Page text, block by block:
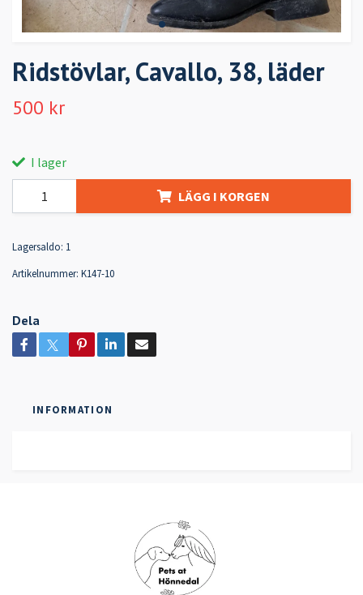
Ridstövlar, Cavallo, 38, läder
500 kr
I lager
LÄGG I KORGEN
Lagersaldo: 1
Artikelnummer: K147-10
Dela
INFORMATION